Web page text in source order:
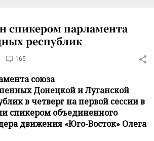
спикером парламента
республик
165
союза
Донецкой и Луганской
в четверг на первой сессии в
спикером объединенного
движения «Юго-Восток» Олега